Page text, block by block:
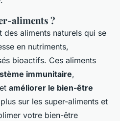
aliments ?
des aliments naturels qui se
en nutriments,
bioactifs. Ces aliments
immunitaire,
améliorer le bien-être
sur les super-aliments et
votre bien-être